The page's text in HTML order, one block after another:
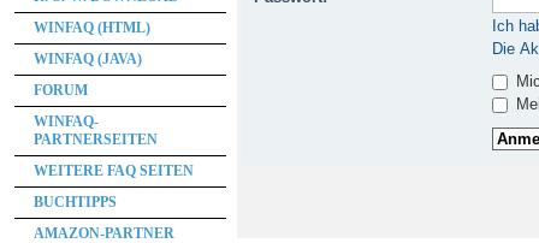
Ich
Die
WINFAQ (HTML)
WINFAQ (JAVA)
FORUM
WINFAQ-
PARTNERSEITEN
WEITERE FAQ SEITEN
BUCHTIPPS
AMAZON-PARTNER